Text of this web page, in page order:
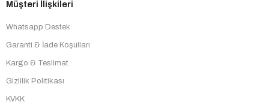
Müşteri İlişkileri
Whatsapp Destek
Garanti & İade Koşulları
Kargo & Teslimat
Gizlilik Politikası
KVKK